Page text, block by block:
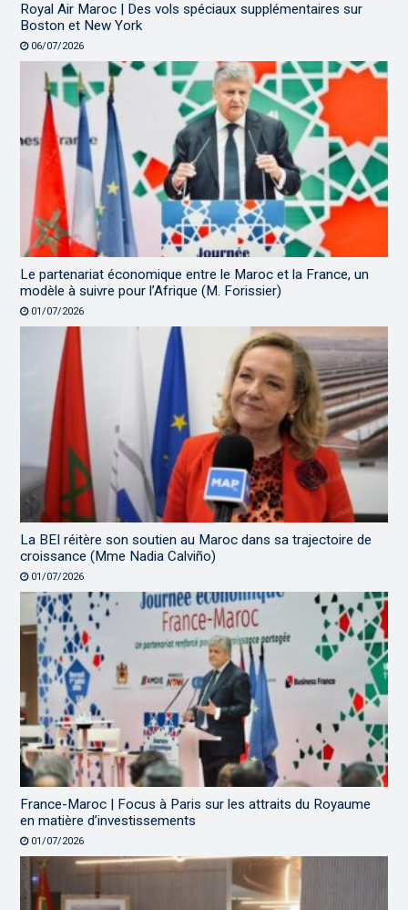
Royal Air Maroc | Des vols spéciaux supplémentaires sur
Boston et New York
06/07/2026
Le partenariat économique entre le Maroc et la France, un
modèle à suivre pour l’Afrique (M. Forissier)
01/07/2026
La BEI réitère son soutien au Maroc dans sa trajectoire de
croissance (Mme Nadia Calviño)
01/07/2026
France-Maroc | Focus à Paris sur les attraits du Royaume
en matière d’investissements
01/07/2026